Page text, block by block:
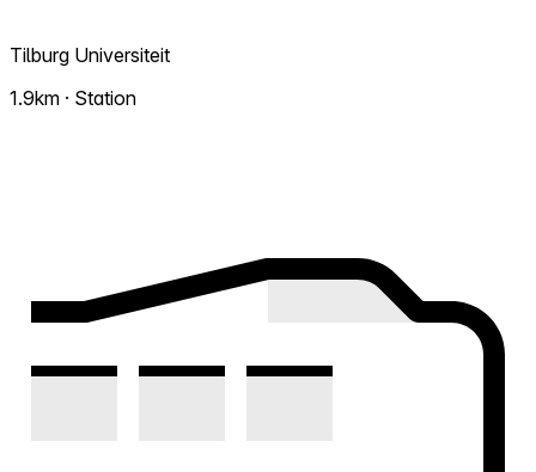
Tilburg Universiteit
1.9km · Station